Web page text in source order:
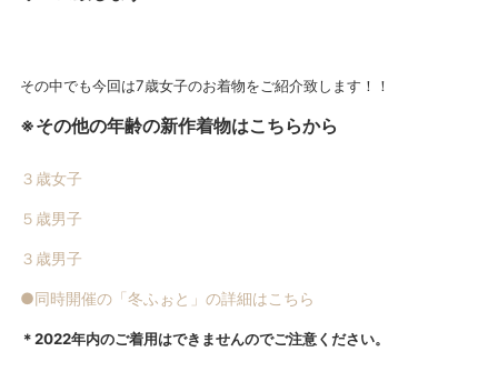
その中でも今回は7歳女子のお着物をご紹介致します！！
※その他の年齢の新作着物はこちらから
３歳女子
５歳男子
３歳男子
●同時開催の「冬ふぉと」の詳細はこちら
＊2022年内のご着用はできませんのでご注意ください。